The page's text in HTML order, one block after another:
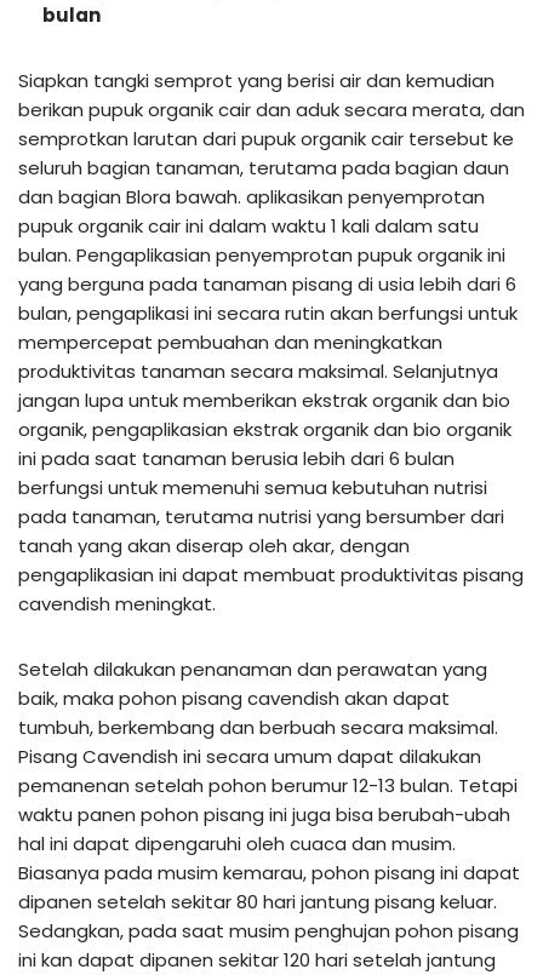
bulan
Siapkan tangki semprot yang berisi air dan kemudian
berikan pupuk organik cair dan aduk secara merata, dan
semprotkan larutan dari pupuk organik cair tersebut ke
seluruh bagian tanaman, terutama pada bagian daun
dan bagian Blora bawah. aplikasikan penyemprotan
pupuk organik cair ini dalam waktu 1 kali dalam satu
bulan. Pengaplikasian penyemprotan pupuk organik ini
yang berguna pada tanaman pisang di usia lebih dari 6
bulan, pengaplikasi ini secara rutin akan berfungsi untuk
mempercepat pembuahan dan meningkatkan
produktivitas tanaman secara maksimal. Selanjutnya
jangan lupa untuk memberikan ekstrak organik dan bio
organik, pengaplikasian ekstrak organik dan bio organik
ini pada saat tanaman berusia lebih dari 6 bulan
berfungsi untuk memenuhi semua kebutuhan nutrisi
pada tanaman, terutama nutrisi yang bersumber dari
tanah yang akan diserap oleh akar, dengan
pengaplikasian ini dapat membuat produktivitas pisang
cavendish meningkat.
Setelah dilakukan penanaman dan perawatan yang
baik, maka pohon pisang cavendish akan dapat
tumbuh, berkembang dan berbuah secara maksimal.
Pisang Cavendish ini secara umum dapat dilakukan
pemanenan setelah pohon berumur 12-13 bulan. Tetapi
waktu panen pohon pisang ini juga bisa berubah-ubah
hal ini dapat dipengaruhi oleh cuaca dan musim.
Biasanya pada musim kemarau, pohon pisang ini dapat
dipanen setelah sekitar 80 hari jantung pisang keluar.
Sedangkan, pada saat musim penghujan pohon pisang
ini kan dapat dipanen sekitar 120 hari setelah jantung